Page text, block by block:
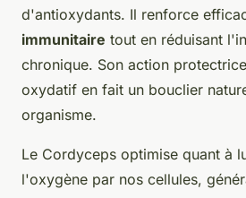
d'antioxydants. Il renforce
immunitaire tout en réduisant
chronique. Son action
oxydatif en fait un bouclier
organisme.
Le Cordyceps optimise quant à
l'oxygène par nos cellules,